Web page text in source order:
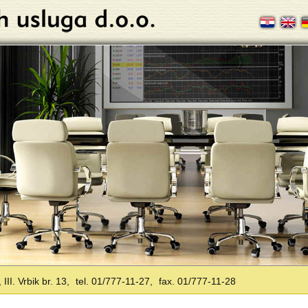
Vrbik br. 13, tel. 01/777-11-27, fax. 01/777-11-28